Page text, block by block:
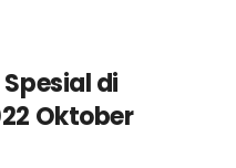
di
Oktober